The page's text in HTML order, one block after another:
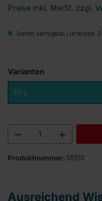
Preise inkl. MwSt. zzgl.
Sofort verfügbar, Lieferzeit:
Varianten
10 L
Produkt Anzahl:
Produktnummer: 55513
Ausreichend